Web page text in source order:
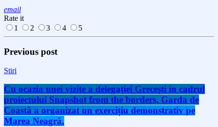
email
Rate it
1
2 3 4 5
Previous post
Stiri
Cu ocazia unei vizite a delegaţiei Greceşti in cadrul
proiectului Snapshot from the borders, Garda de
Coastă a organizat un exercițiu demonstrativ pe
Marea Neagră.